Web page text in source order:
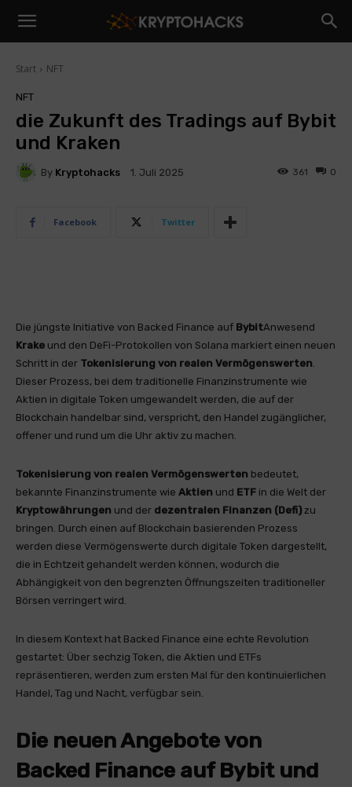
Start NFT
NFT
die Zukunft des Tradings auf Bybit
und Kraken
By Kryptohacks 1. Juli 2025 0
361
Facebook Twitter
Die jüngste Initiative von Backed Finance auf BybitAnwesend
Krake und den DeFi-Protokollen von Solana markiert einen neuen
Schritt in der Tokenisierung von realen Vermögenswerten.
Dieser Prozess, bei dem traditionelle Finanzinstrumente wie
Aktien in digitale Token umgewandelt werden, die auf der
Blockchain handelbar sind, verspricht, den Handel zugänglicher,
offener und rund um die Uhr aktiv zu machen.
Tokenisierung von realen Vermögenswerten bedeutet,
bekannte Finanzinstrumente wie Aktien und ETF in die Welt der
Kryptowährungen und der dezentralen Finanzen (Defi) zu
bringen. Durch einen auf Blockchain basierenden Prozess
werden diese Vermögenswerte durch digitale Token dargestellt,
die in Echtzeit gehandelt werden können, wodurch die
Abhängigkeit von den begrenzten Öffnungszeiten traditioneller
Börsen verringert wird.
In diesem Kontext hat Backed Finance eine echte Revolution
gestartet: Über sechzig Token, die Aktien und ETFs
repräsentieren, werden zum ersten Mal für den kontinuierlichen
Handel, Tag und Nacht, verfügbar sein.
Die neuen Angebote von
Backed Finance auf Bybit und